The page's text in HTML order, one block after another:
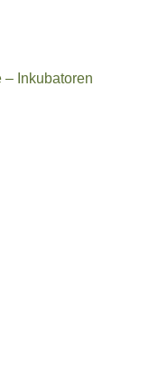
– Inkubatoren